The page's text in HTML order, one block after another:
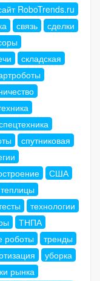
RoboTrends.ru
связь
сделки
складская
спутниковая
США
теплицы
технологии
ТНПА
роботы
тренды
уборка
рынка